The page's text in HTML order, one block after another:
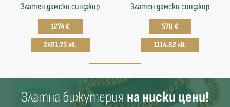
Златен дамски синджир
1274 €
2491.73 лв.
Златен дамски синджир
570 €
1114.82 лв.
Златна бижутерия на ниски цени!